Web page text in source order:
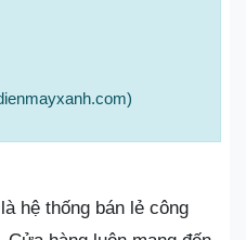
hệ thống bán lẻ công